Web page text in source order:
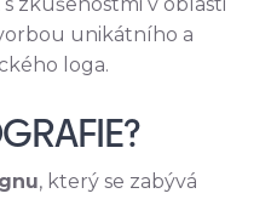
unikátního a
loga.
, který se zabývá